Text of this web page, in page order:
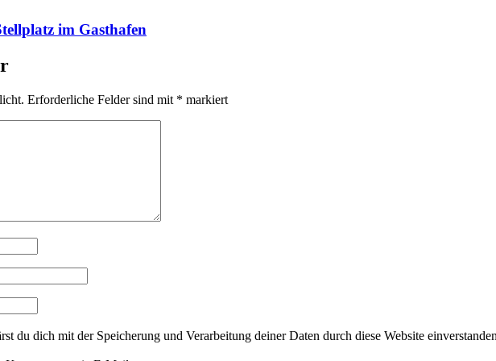
im Gasthafen
Erforderliche Felder sind mit * markiert
du dich mit der Speicherung und Verarbeitung deiner Daten durch diese Website